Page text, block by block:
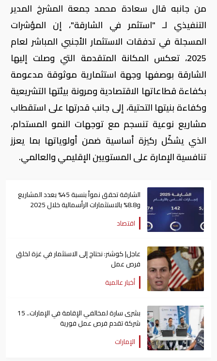
من جانبه قال سعادة محمد جمعة المشرخ المدير
التنفيذي لـ "استثمر في الشارقة"، إن المؤشرات
المسجلة في تدفقات الاستثمار الأجنبي المباشر لعام
2025، تعكس المكانة المتقدمة التي وصلت إليها
الشارقة بوصفها وجهة استثمارية موثوقة مدعومة
بكفاءة قطاعاتها الاقتصادية ومرونة بيئتها التشريعية
وكفاءة بنيتها التحتية، إلى جانب قدرتها على استقطاب
مشاريع نوعية تنسجم مع توجهات النمو المستدام،
الذي يشكّل ركيزة أساسية ضمن أولوياتها بما يعزز
تنافسية الإمارة على المستويين الإقليمي والعالمي.
الشارقة تحقق نمواً بنسبة 45% بعدد المشاريع
و8.8% بالاستثمارات الرأسمالية خلال 2025
اقتصاد
عاجل| كوشنر: نحتاج إلى الاستثمار في غزة لخلق
فرص عمل
أخبار عالمية
بشرى سارة لمخالفي الإقامة في الإمارات.. 15
شركة تقدم فرص عمل فورية
الإمارات